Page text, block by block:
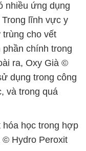
nhiều ứng dụng
Trong lĩnh vực y
cho vết
chính trong
ra, Oxy Già ©
dụng trong công
và trong quá
học trong hợp
© Hydro Peroxit